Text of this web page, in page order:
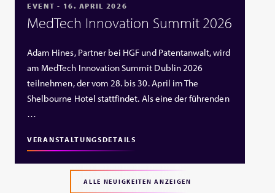
EVENT - 16. APRIL 2026
MedTech Innovation Summit 2026
Adam Hines, Partner bei HGF und Patentanwalt, wird
am MedTech Innovation Summit Dublin 2026
teilnehmen, der vom 28. bis 30. April im The
Shelbourne Hotel stattfindet. Als eine der führenden
…
VERANSTALTUNGSDETAILS
ALLE NEUIGKEITEN ANZEIGEN